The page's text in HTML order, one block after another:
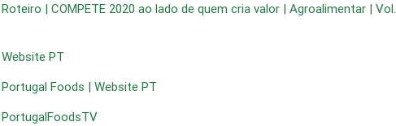
Roteiro | COMPETE 2020 ao lado de quem cria valor | Agroalimentar | Vol.
Website PT
Portugal Foods | Website PT
PortugalFoodsTV